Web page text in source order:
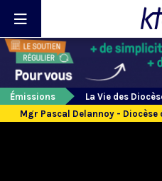
Émissions
La Vie des
Mgr Pascal Delannoy - Diocèse